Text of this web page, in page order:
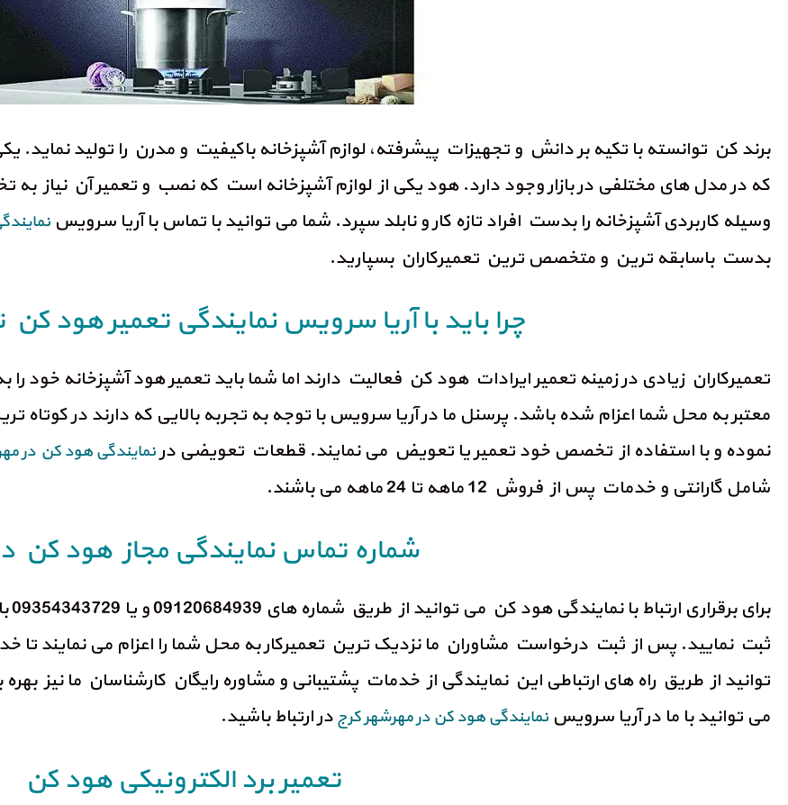
برند کن توانسته با تکیه بر دانش و تجهیزات پیشرفته، لوازم آشپزخانه باکیفیت و مدرن را تولید نماید.
که در مدل های مختلفی در بازار وجود دارد. هود یکی از لوازم آشپزخانه است که نصب و تعمیر آن نیاز
وسیله کاربردی آشپزخانه را بدست افراد تازه کار و نابلد سپرد. شما می توانید با تماس با آریا سرویس
بدست باسابقه ترین و متخصص ترین تعمیرکاران بسپارید.
چرا باید با آریا سرویس نمایندگی تعمیر هود
تعمیرکاران زیادی در زمینه تعمیر ایرادات هود کن فعالیت دارند اما شما باید تعمیر هود آشپزخانه خود
معتبر به محل شما اعزام شده باشد. پرسنل ما در آریا سرویس با توجه به تجربه بالایی که دارند در
نموده و با استفاده از تخصص خود تعمیر یا تعویض می نمایند. قطعات تعویضی درنمایندگی هود کن در
شامل گارانتی و خدمات پس از فروش 12 ماهه تا 24 ماهه می باشند.
شماره تماس نمایندگی مجاز هود کن
ثبت نمایید. پس از ثبت درخواست مشاوران ما نزدیک ترین تعمیرکار به محل شما را اعزام می نمایند تا
توانید از طریق راه های ارتباطی این نمایندگی از خدمات پشتیبانی و مشاوره رایگان کارشناسان ما نیز
می توانید با ما در آریا سرویس نمایندگی هود کن در مهرشهر کرجدر ارتباط باشید.
تعمیر برد الکترونیکی هود کن